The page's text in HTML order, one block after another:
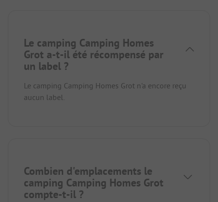
Le camping Camping Homes
Grot a-t-il été récompensé par
un label ?
Le camping Camping Homes Grot n'a encore reçu
aucun label.
Combien d'emplacements le
camping Camping Homes Grot
compte-t-il ?